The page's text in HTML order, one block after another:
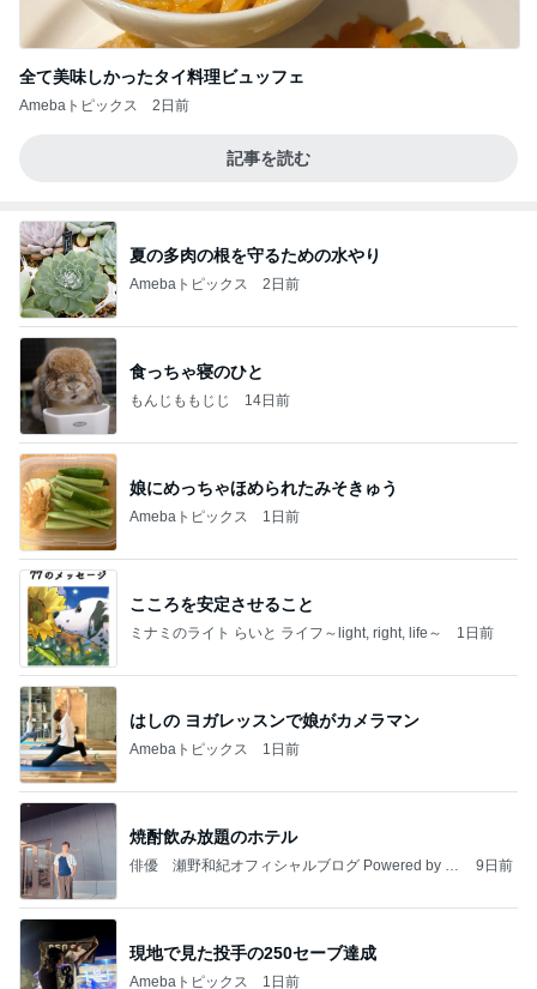
全て美味しかったタイ料理ビュッフェ
Amebaトピックス 2日前
記事を読む
夏の多肉の根を守るための水やり
Amebaトピックス 2日前
食っちゃ寝のひと
もんじももじじ 14日前
娘にめっちゃほめられたみそきゅう
Amebaトピックス 1日前
こころを安定させること
ミナミのライト らいと ライフ～light, right, life～ 1日前
はしの ヨガレッスンで娘がカメラマン
Amebaトピックス 1日前
焼酎飲み放題のホテル
俳優 瀬野和紀オフィシャルブログ Powered by A
9日前
現地で見た投手の250セーブ達成
Amebaトピックス 1日前